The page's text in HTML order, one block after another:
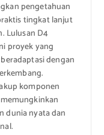
pengetahuan
tingkat lanjut
Lulusan D4
proyek yang
dengan
komponen
dunia nyata dan